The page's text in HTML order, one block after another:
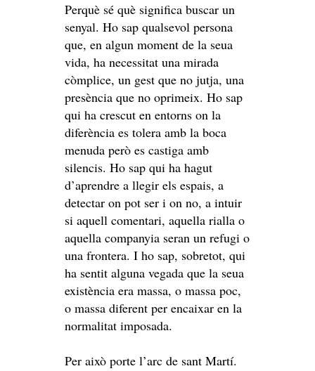
Perquè sé què significa buscar un
senyal. Ho sap qualsevol persona
que, en algun moment de la seua
vida, ha necessitat una mirada
còmplice, un gest que no jutja, una
presència que no oprimeix. Ho sap
qui ha crescut en entorns on la
diferència es tolera amb la boca
menuda però es castiga amb
silencis. Ho sap qui ha hagut
d’aprendre a llegir els espais, a
detectar on pot ser i on no, a intuir
si aquell comentari, aquella rialla o
aquella companyia seran un refugi o
una frontera. I ho sap, sobretot, qui
ha sentit alguna vegada que la seua
existència era massa, o massa poc,
o massa diferent per encaixar en la
normalitat imposada.
Per això porte l’arc de sant Martí.